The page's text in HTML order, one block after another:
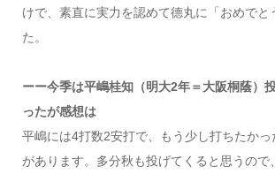
けで、素直に実力を認めて德丸に「おめでと
た。
ーー今季は平嶋桂知（明大2年＝大阪桐蔭）
ったが感想は
平嶋には4打数2安打で、もう少し打ちたかっ
があります。多分秋も投げてくると思うので